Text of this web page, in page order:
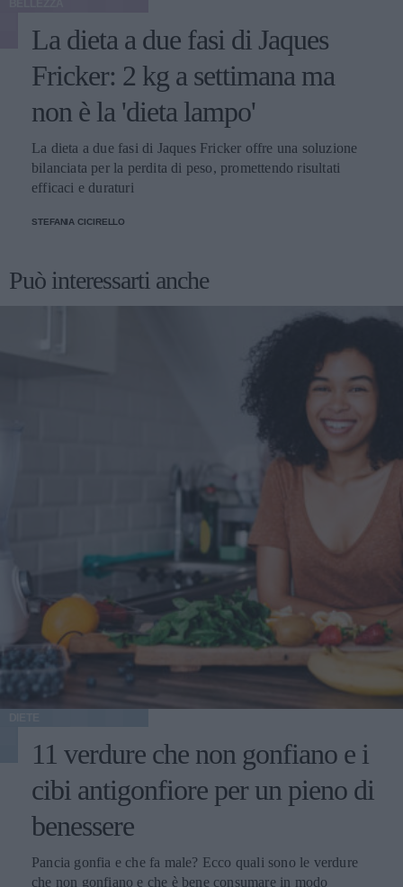
La dieta a due fasi di Jaques
Fricker: 2 kg a settimana ma
non è la 'dieta lampo'
La dieta a due fasi di Jaques Fricker offre una soluzione
bilanciata per la perdita di peso, promettendo risultati
efficaci e duraturi
STEFANIA CICIRELLO
Può interessarti anche
11 verdure che non gonfiano e i
cibi antigonfiore per un pieno di
benessere
Pancia gonfia e che fa male? Ecco quali sono le verdure
che non gonfiano e che è bene consumare in modo